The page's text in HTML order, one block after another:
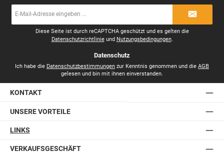
Mail-
Diese Seite ist durch reCAPTCHA geschützt und es gelten die
Datenschutzrichtlinieund Nutzungsbedingungen.
Datenschutz
Ich habe die Datenschutzbestimmungen zur Kenntnis genommen und die AGB
gelesen und bin mit ihnen einverstanden.
KONTAKT
UNSERE VORTEILE
LINKS
VERKAUFSGESCHÄFT